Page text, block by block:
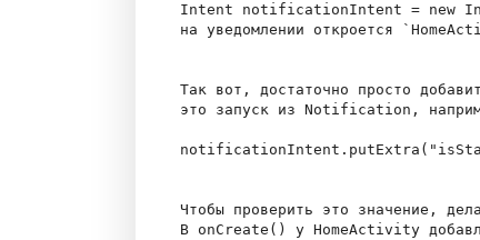
Intent notificationIntent = new
на уведомлении откроется
Так вот, достаточно просто
это запуск из Notification,
Чтобы проверить это значение,
В onCreate() у HomeActivity